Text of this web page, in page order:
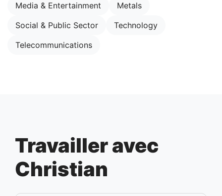
Media & Entertainment
Metals
Social & Public Sector
Technology
Telecommunications
Travailler avec
Christian